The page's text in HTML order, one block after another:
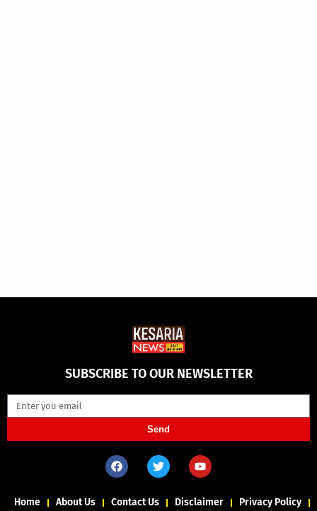
SUBSCRIBE TO OUR NEWSLETTER
Send
Home About Us Contact Us Disclaimer Privacy Policy